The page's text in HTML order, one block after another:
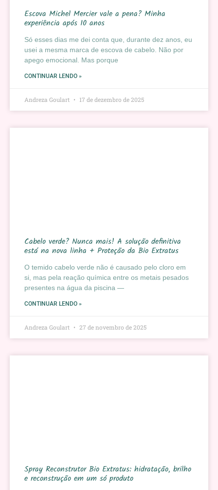
Escova Michel Mercier vale a pena? Minha
experiência após 10 anos
Só esses dias me dei conta que, durante dez anos, eu
usei a mesma marca de escova de cabelo. Não por
apego emocional. Mas porque
CONTINUAR LENDO »
Andreza Goulart 17 de dezembro de 2025
Cabelo verde? Nunca mais! A solução definitiva
está na nova linha + Proteção da Bio Extratus
O temido cabelo verde não é causado pelo cloro em
si, mas pela reação química entre os metais pesados
presentes na água da piscina —
CONTINUAR LENDO »
Andreza Goulart 27 de novembro de 2025
Spray Reconstrutor Bio Extratus: hidratação, brilho
e reconstrução em um só produto